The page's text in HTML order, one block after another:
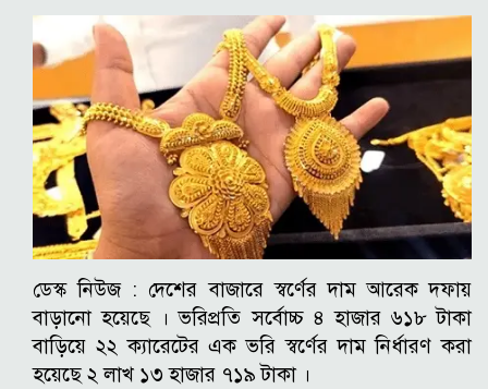
ডেস্ক নিউজ : দেশের বাজারে স্বর্ণের দাম আরেক দফায়
বাড়ানো হয়েছে । ভরিপ্রতি সর্বোচ্চ ৪ হাজার ৬১৮ টাকা
বাড়িয়ে ২২ ক্যারেটের এক ভরি স্বর্ণের দাম নির্ধারণ করা
হয়েছে ২ লাখ ১৩ হাজার ৭১৯ টাকা ।